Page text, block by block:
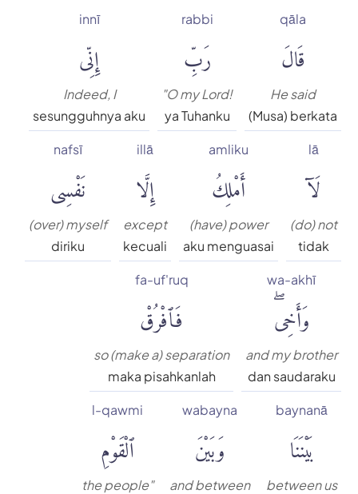
qāla
قَالَ
He said
(Musa) berkata
rabbi
رَبِّ
"O my Lord!
ya Tuhanku
innī
إِنِّى
Indeed, I
sesungguhnya aku
lā
لَآ
(do) not
tidak
amliku
أَمْلِكُ
(have) power
aku menguasai
illā
إِلَّا
except
kecuali
nafsī
نَفْسِى
(over) myself
diriku
wa-akhī
وَأَخِىۖ
and my brother
dan saudaraku
fa-uf'ruq
فَٱفْرُقْ
so (make a) separation
maka pisahkanlah
baynanā
بَيْنَنَا
between us
wabayna
وَبَيْنَ
and between
l-qawmi
ٱلْقَوْمِ
the people"